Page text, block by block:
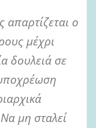
ο
μέχρι
δουλειά σε
μη σταλεί